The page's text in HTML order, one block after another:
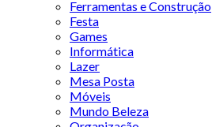
Ferramentas e Construção
Festa
Games
Informática
Lazer
Mesa Posta
Móveis
Mundo Beleza